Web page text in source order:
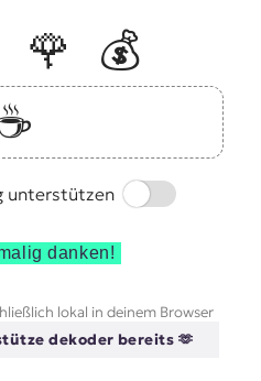
🌹
💰
unterstützen
Switch
danken!
lokal in deinem Browser
dekoder bereits 🫶